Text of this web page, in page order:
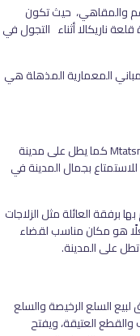
والمقاهي، حيث تكون
ناريكالا أثناء التجول في
المعمارية المذهلة هي
يقع منتزه Mtatsminda Park على أعلى جبل Mtatsminda كما يطل على مدينة
بجمال المدينة في
برفقة العائلة مثل الزلاجات
هو مكان مناسب لقضاء
على المدينة.
السلع الرخيصة والسلع
العتيقة، ويفتح